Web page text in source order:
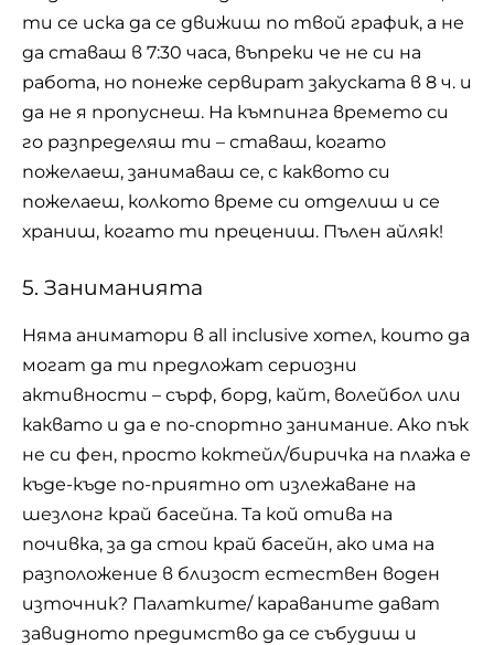
ти се иска да се движиш по твой график, а не
да ставаш в 7:30 часа, въпреки че не си на
работа, но понеже сервират закуската в 8 ч. и
да не я пропуснеш. На къмпинга времето си
го разпределяш ти – ставаш, когато
пожелаеш, занимаваш се, с каквото си
пожелаеш, колкото време си отделиш и се
храниш, когато ти прецениш. Пълен айляк!
5. Заниманията
Няма аниматори в all inclusive хотел, които да
могат да ти предложат сериозни
активности – сърф, борд, кайт, волейбол или
каквато и да е по-спортно занимание. Ако пък
не си фен, просто коктейл/биричка на плажа е
къде-къде по-приятно от излежаване на
шезлонг край басейна. Та кой отива на
почивка, за да стои край басейн, ако има на
разположение в близост естествен воден
източник? Палатките/ караваните дават
завидното предимство да се събудиш и